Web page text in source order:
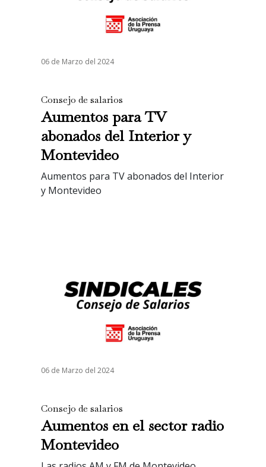
06 de Marzo del 2024
Consejo de salarios
Aumentos para TV
abonados del Interior y
Montevideo
Aumentos para TV abonados del Interior
y Montevideo
06 de Marzo del 2024
Consejo de salarios
Aumentos en el sector radio
Montevideo